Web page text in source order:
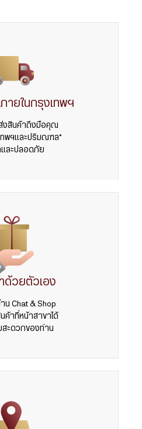
ายในกรุงเทพฯ
งสินค้าถึงมือคุณ
ทพฯและปริมณฑล*
ละปลอดภัย
ด้วยตัวเอง
น Chat & Shop
ค้าที่หน้าสาขาได้
ะดวกของท่าน